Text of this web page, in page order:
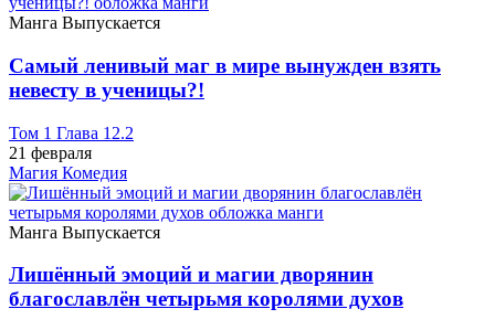
Манга Выпускается
Самый ленивый маг в мире вынужден взять
невесту в ученицы?!
Том 1 Глава 12.2
21 февраля
Магия Комедия
Манга Выпускается
Лишённый эмоций и магии дворянин
благославлён четырьмя королями духов